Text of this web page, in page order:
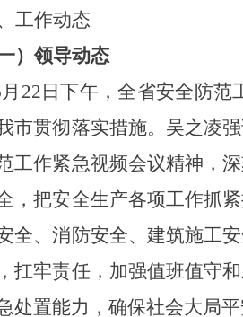
工作动态
一）领导动态
22日下午，全省安全防范
市贯彻落实措施。吴之凌
工作紧急视频会议精神，
，把安全生产各项工作抓
全、消防安全、建筑施工
扛牢责任，加强值班值守
处置能力，确保社会大局